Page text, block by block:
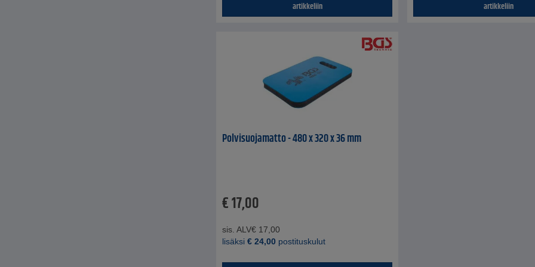
artikkeliin artikkeliin
Polvisuojamatto - 480 x 320 x 36 mm
€17,00
sis. ALV€ 17,00
lisäksi € 24,00 postituskulut